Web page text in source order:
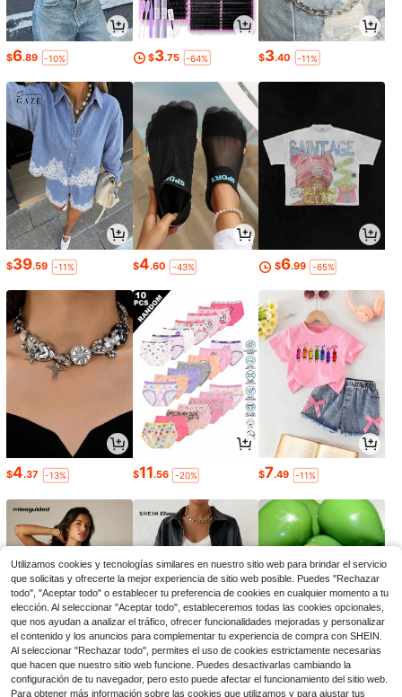
$6.89 -10% $3.75 -64% $3.40 -11%
$39.59 -11% $4.60 -43% $6.99 -65%
$4.37 -13% $11.56 -20% $7.49 -11%
$12.19 -29% $23.67 -29% $6.11 -48%
Utilizamos cookies y tecnologías similares en nuestro sitio web para brindar el servicio
que solicitas y ofrecerte la mejor experiencia de sitio web posible. Puedes "Rechazar
todo", "Aceptar todo" o establecer tu preferencia de cookies en cualquier momento a tu
elección. Al seleccionar "Aceptar todo", estableceremos todas las cookies opcionales,
que nos ayudan a analizar el tráfico, ofrecer funcionalidades mejoradas y personalizar
el contenido y los anuncios para complementar tu experiencia de compra con SHEIN.
Al seleccionar "Rechazar todo", permites el uso de cookies estrictamente necesarias
que hacen que nuestro sitio web funcione. Puedes desactivarlas cambiando la
configuración de tu navegador, pero esto puede afectar el funcionamiento del sitio web.
Para obtener más información sobre las cookies que utilizamos y para ajustar tus